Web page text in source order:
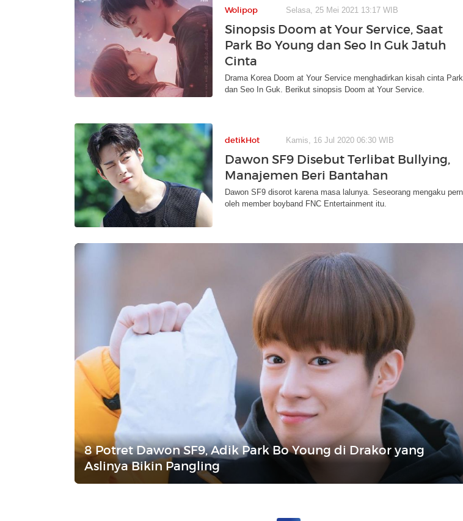
Wolipop Selasa, 25 Mei 2021 13:17 WIB
Sinopsis Doom at Your Service, Saat
Park Bo Young dan Seo In Guk Jatuh
Cinta
Drama Korea Doom at Your Service menghadirkan kisah cinta
dan Seo In Guk. Berikut sinopsis Doom at Your Service.
detikHot Kamis, 16 Jul 2020 06:30 WIB
Dawon SF9 Disebut Terlibat Bullying,
Manajemen Beri Bantahan
Dawon SF9 disorot karena masa lalunya. Seseorang mengaku
oleh member boyband FNC Entertainment itu.
8 Potret Dawon SF9, Adik Park Bo Young di Drakor yang
Aslinya Bikin Pangling